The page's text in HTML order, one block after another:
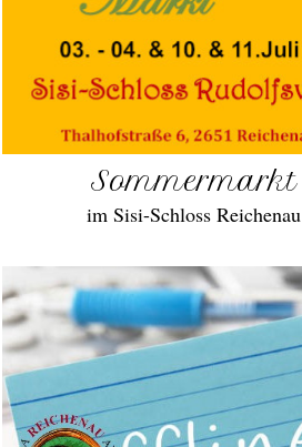
Sommermarkt
im Sisi-Schloss Reichenau